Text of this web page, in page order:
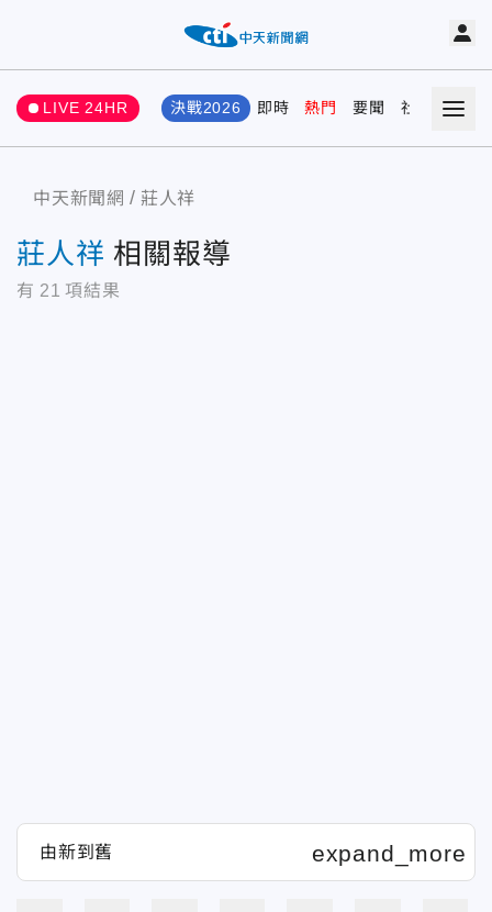
LIVE 24HR 決戰2026 即時 熱門 要聞 社會 娛樂
中天新聞網 莊人祥
莊人祥 相關報導
有 21 項結果